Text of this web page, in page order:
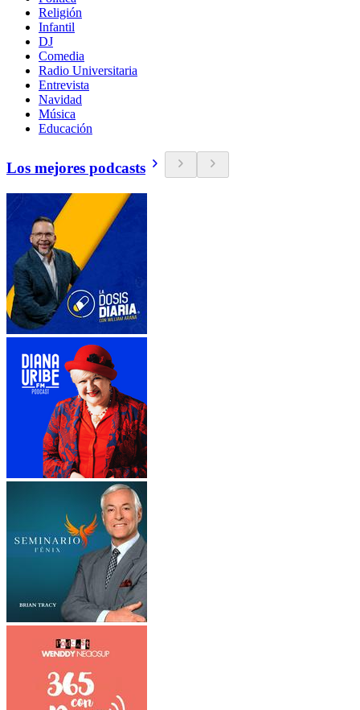
Religión
Infantil
DJ
Comedia
Radio Universitaria
Entrevista
Navidad
Música
Educación
Los mejores podcasts